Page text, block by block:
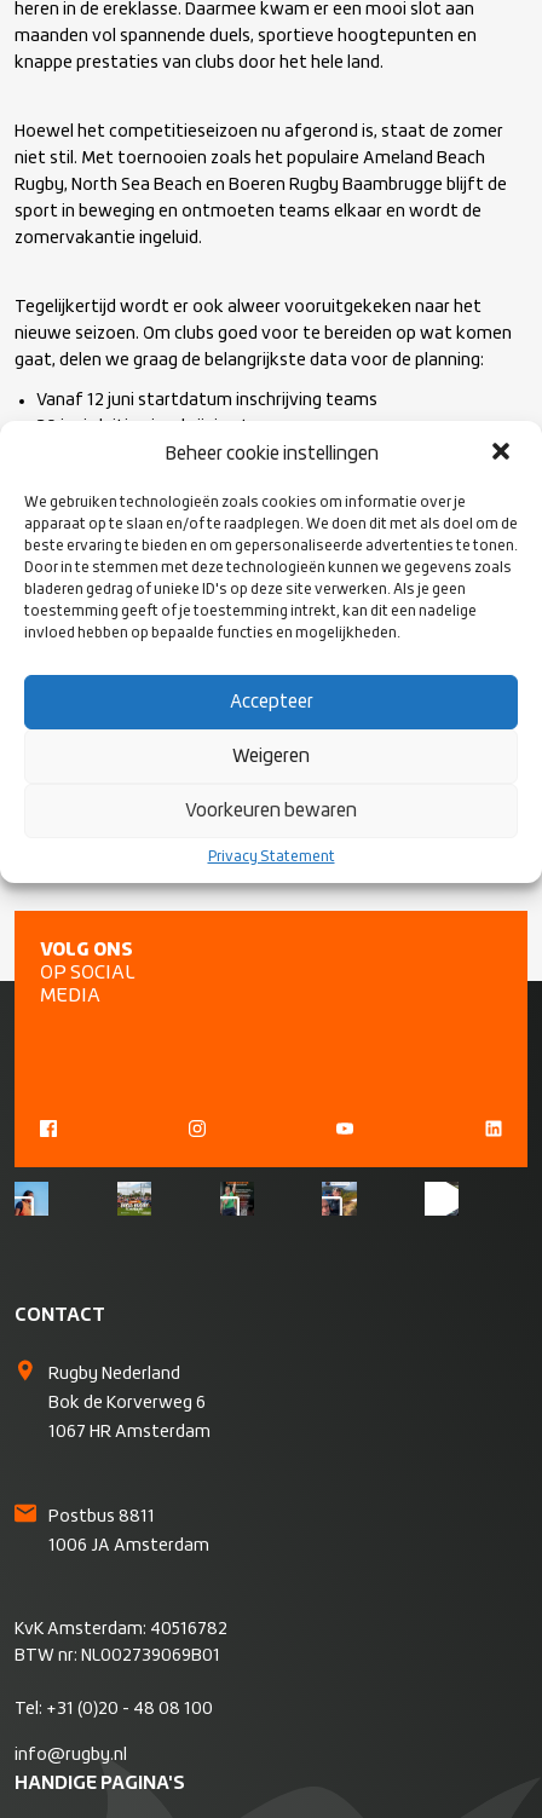
Beheer cookie instellingen
We gebruiken technologieën zoals cookies om informatie over je
apparaat op te slaan en/of te raadplegen. We doen dit met als doel om de
beste ervaring te bieden en om gepersonaliseerde advertenties te tonen.
Door in te stemmen met deze technologieën kunnen we gegevens zoals
bladeren gedrag of unieke ID's op deze site verwerken. Als je geen
toestemming geeft of je toestemming intrekt, kan dit een nadelige
invloed hebben op bepaalde functies en mogelijkheden.
Accepteer
Weigeren
Voorkeuren bewaren
Privacy Statement
heren in de ereklasse. Daarmee kwam er een mooi slot aan
maanden vol spannende duels, sportieve hoogtepunten en
knappe prestaties van clubs door het hele land.
Hoewel het competitieseizoen nu afgerond is, staat de zomer
niet stil. Met toernooien zoals het populaire Ameland Beach
Rugby, North Sea Beach en Boeren Rugby Baambrugge blijft de
sport in beweging en ontmoeten teams elkaar en wordt de
zomervakantie ingeluid.
Tegelijkertijd wordt er ook alweer vooruitgekeken naar het
nieuwe seizoen. Om clubs goed voor te bereiden op wat komen
gaat, delen we graag de belangrijkste data voor de planning:
Vanaf 12 juni startdatum inschrijving teams
5 september start competitie Heren ereklasse en future
12 & 13 september start competitie Heren eerste klasse en
tweede klasse
19 september start competitie Jeugd: Cubs, Junioren en Colts
20 september start competitie Heren derde klasse en vierde
klasse
Vanaf 27 september start competitie Dames klassen.
Kijk
nieuwe seizoen. Zodra de competitieplanning voor het gehele
VOLG ONS
OP SOCIAL
MEDIA
CONTACT
Rugby Nederland
Bok de Korverweg 6
1067 HR Amsterdam
Postbus 8811
1006 JA Amsterdam
KvK Amsterdam: 40516782
BTW nr: NL002739069B01
Tel: +31 (0)20 - 48 08 100
info@rugby.nl
HANDIGE PAGINA'S